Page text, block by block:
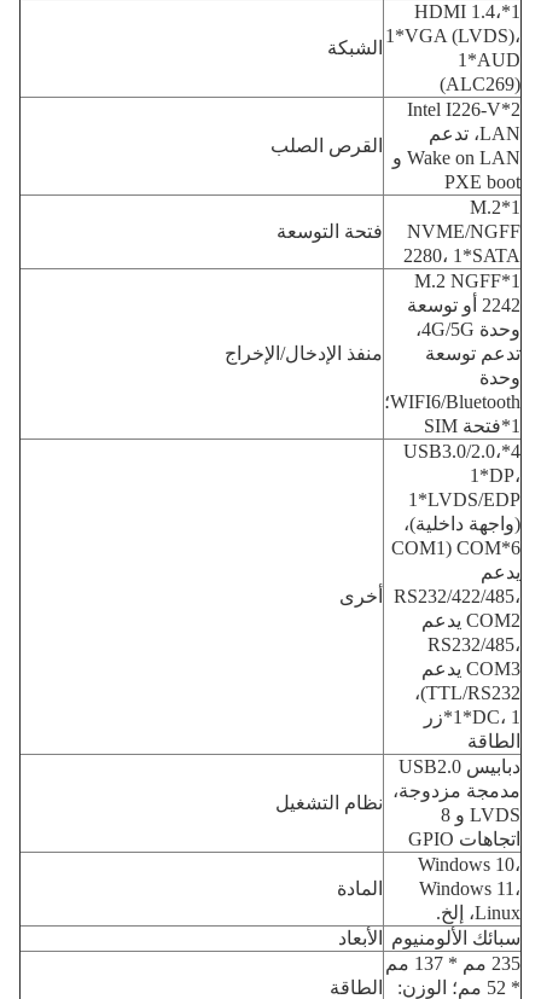
1*HDMI 1.4،
1*VGA (LVDS)،
1*AUD
(ALC269)
الشبكة
2*Intel I226-V
LAN، تدعم
Wake on LAN و
PXE boot
القرص الصلب
1*M.2
NVME/NGFF
2280، 1*SATA
فتحة التوسعة
1*M.2 NGFF
2242 أو توسعة
وحدة 4G/5G،
تدعم توسعة
وحدة
WIFI6/Bluetooth؛
منفذ الإدخال/الإخراج
4*USB3.0/2.0،
1*DP،
1*LVDS/EDP
(واجهة داخلية)،
6*COM (COM1
يدعم
RS232/422/485،
COM2 يدعم
RS232/485،
COM3 يدعم
TTL/RS232)،
1*DC، 1*زر
الطاقة
أخرى
دبابيس USB2.0
مدمجة مزدوجة،
LVDS و 8
اتجاهات GPIO
نظام التشغيل
Windows 10،
Windows 11،
Linux، إلخ.
المادة
سبائك الألومنيوم
الأبعاد
235 مم * 137 مم
* 52 مم؛ الوزن:
الطاقة